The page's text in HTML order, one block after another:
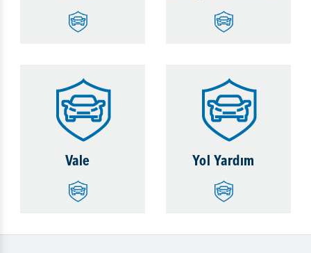
Vale Yol Yardım